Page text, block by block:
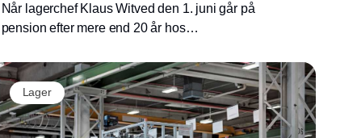
Når lagerchef Klaus Witved den 1. juni går på
pension efter mere end 20 år hos
sidste investering i den interne logistik, som
han har været med til at udvikle gennem to
årtier.
Lager